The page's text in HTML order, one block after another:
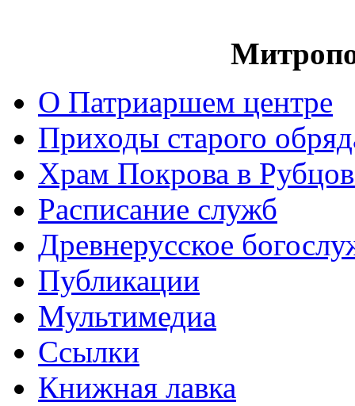
О Патриаршем центре
Приходы старого
Храм Покрова в
Расписание служб
Древнерусское
Публикации
Мультимедиа
Ссылки
Книжная лавка